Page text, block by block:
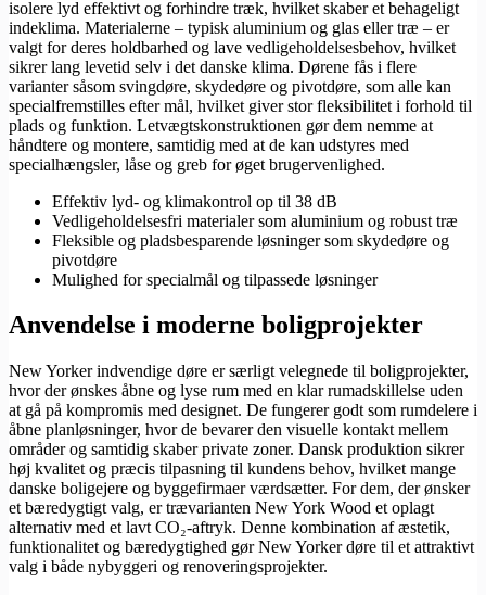
isolere lyd effektivt og forhindre træk, hvilket skaber et behageligt
indeklima. Materialerne – typisk aluminium og glas eller træ – er
valgt for deres holdbarhed og lave vedligeholdelsesbehov, hvilket
sikrer lang levetid selv i det danske klima. Dørene fås i flere
varianter såsom svingdøre, skydedøre og pivotdøre, som alle kan
specialfremstilles efter mål, hvilket giver stor fleksibilitet i forhold til
plads og funktion. Letvægtskonstruktionen gør dem nemme at
håndtere og montere, samtidig med at de kan udstyres med
specialhængsler, låse og greb for øget brugervenlighed.
Effektiv lyd- og klimakontrol op til 38 dB
Vedligeholdelsesfri materialer som aluminium og robust træ
Fleksible og pladsbesparende løsninger som skydedøre og
pivotdøre
Mulighed for specialmål og tilpassede løsninger
Anvendelse i moderne boligprojekter
New Yorker indvendige døre er særligt velegnede til boligprojekter,
hvor der ønskes åbne og lyse rum med en klar rumadskillelse uden
at gå på kompromis med designet. De fungerer godt som rumdelere i
åbne planløsninger, hvor de bevarer den visuelle kontakt mellem
områder og samtidig skaber private zoner. Dansk produktion sikrer
høj kvalitet og præcis tilpasning til kundens behov, hvilket mange
danske boligejere og byggefirmaer værdsætter. For dem, der ønsker
et bæredygtigt valg, er trævarianten New York Wood et oplagt
alternativ med et lavt CO₂-aftryk. Denne kombination af æstetik,
funktionalitet og bæredygtighed gør New Yorker døre til et attraktivt
valg i både nybyggeri og renoveringsprojekter.